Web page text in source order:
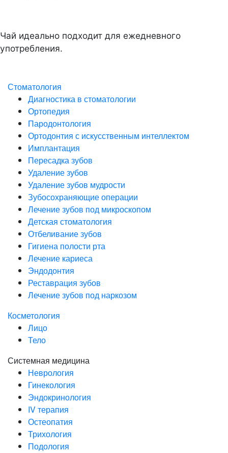
Чай идеально подходит для ежедневного
употребления.
Стоматология
Диагностика в стоматологии
Ортопедия
Пародонтология
Ортодонтия с искусственным интеллектом
Имплантация
Пересадка зубов
Удаление зубов
Удаление зубов мудрости
Зубосохраняющие операции
Лечение зубов под микроскопом
Детская стоматология
Отбеливание зубов
Гигиена полости рта
Лечение кариеса
Эндодонтия
Реставрация зубов
Лечение зубов под наркозом
Косметология
Лицо
Тело
Системная медицина
Неврология
Гинекология
Эндокринология
IV терапия
Остеопатия
Трихология
Подология